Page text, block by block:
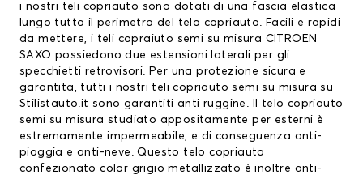
i nostri teli copriauto sono dotati di una fascia elastica
lungo tutto il perimetro del telo copriauto. Facili e rapidi
da mettere, i teli copraiuto semi su misura CITROEN
SAXO possiedono due estensioni laterali per gli
specchietti retrovisori. Per una protezione sicura e
garantita, tutti i nostri teli copriauto semi su misura su
Stilistauto.it sono garantiti anti ruggine. Il telo copriauto
semi su misura studiato appositamente per esterni è
estremamente impermeabile, e di conseguenza anti-
pioggia e anti-neve. Questo telo copriauto
confezionato color grigio metallizzato è inoltre anti-